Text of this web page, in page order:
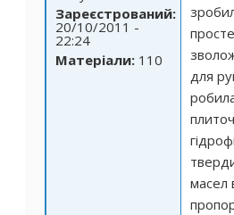
Зареєстрований:
20/10/2011 -
22:24
Матеріали: 110
для
масел